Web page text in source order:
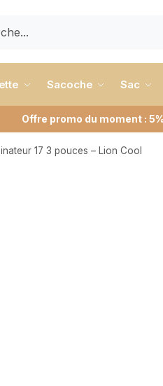
Sacoche Sac
Offre promo du moment :
17 3 pouces – Lion Cool